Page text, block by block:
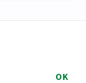
OK